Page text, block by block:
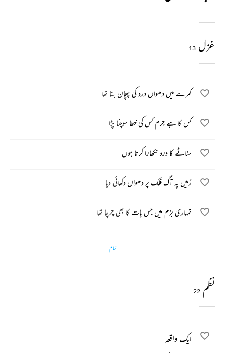
غزل 13
کمرے میں دھواں درد کی پہچان بنا تھا
کس کا ہے جرم کس کی خطا سوچنا پڑا
سناٹے کا درد نکھارا کرتا ہوں
زمیں پہ آگ فلک پر دھواں دکھائی دیا
تمہاری بزم میں جس بات کا بھی چرچا تھا
تمام
نظم 22
ایک واقعہ